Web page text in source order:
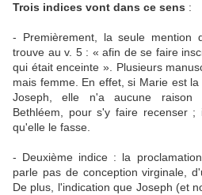
Trois indices vont dans ce sens :
- Premièrement, la seule mention
trouve au v. 5 : « afin de se faire
qui était enceinte ». Plusieurs
mais femme. En effet, si Marie est
Joseph, elle n'a aucune raison
Bethléem, pour s'y faire recenser ;
qu'elle le fasse.
- Deuxième indice : la
parle pas de conception virginale,
De plus, l'indication que Joseph (et